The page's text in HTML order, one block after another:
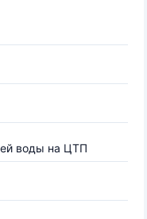
воды на ЦТП